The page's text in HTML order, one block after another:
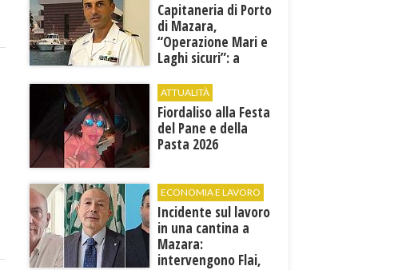
Capitaneria di Porto
di Mazara,
“Operazione Mari e
Laghi sicuri”: a
controlli tra mare e
terra
ATTUALITÀ
Fiordaliso alla Festa
del Pane e della
Pasta 2026
ECONOMIA E LAVORO
Incidente sul lavoro
in una cantina a
Mazara:
intervengono Flai,